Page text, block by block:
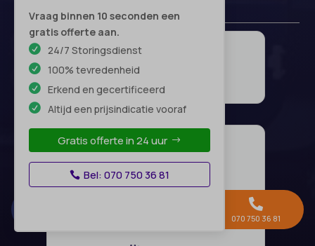
Vraag binnen 10 seconden een
gratis offerte aan.
24/7 Storingsdienst
100% tevredenheid
Erkend en gecertificeerd
Altijd een prijsindicatie vooraf
Gratis offerte in 24 uur
Bel: 070 750 36 81

070 750 36 81